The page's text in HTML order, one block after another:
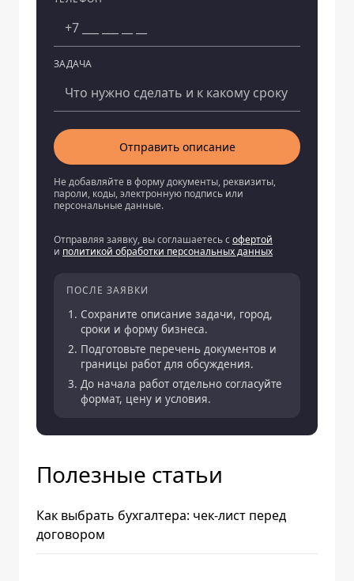
ЗАДАЧА
Отправить описание
Не добавляйте в форму документы, реквизиты,
пароли, коды, электронную подпись или
персональные данные.
Отправляя заявку, вы соглашаетесь софертой
и политикой обработки персональных данных
ПОСЛЕ ЗАЯВКИ
Сохраните описание задачи, город,
сроки и форму бизнеса.
Подготовьте перечень документов и
границы работ для обсуждения.
До начала работ отдельно согласуйте
формат, цену и условия.
Полезные статьи
Как выбрать бухгалтера: чек-лист перед
договором